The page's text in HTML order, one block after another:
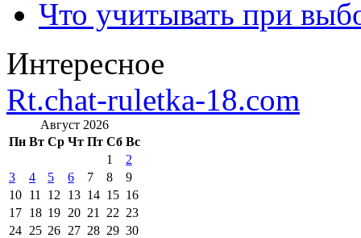
Что учитывать при
Интересное
Rt.chat-ruletka-18.com
Август 2026
Пн Вт Ср Чт Пт Сб Вс
1
2
3
4 5 6 7 8
9
10 11 12 13 14 15 16
17 18 19 20 21 22 23
24 25 26 27 28 29 30